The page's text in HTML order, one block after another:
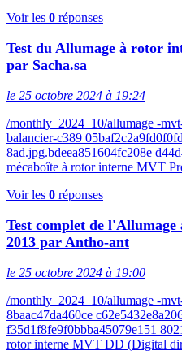
Voir les 0 réponses
Test du Allumage à rotor
par Sacha.sa
le 25 octobre 2024 à 19:24
/monthly_2024_10/allumage -
balancier-c389
8ad.jpg.bdeea851604fc208e
mécaboîte à rotor interne MVT
Voir les 0 réponses
Test complet de
2013 par Antho-ant
le 25 octobre 2024 à 19:00
/monthly_2024_10/allumage -
8baac47da460ce
f35d1f8fe9f0bbba45079e151
rotor interne MVT DD (Digital